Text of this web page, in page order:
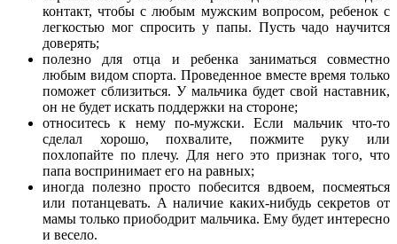
контакт, чтобы с любым мужским вопросом, ребенок с
легкостью мог спросить у папы. Пусть чадо научится
доверять;
полезно для отца и ребенка заниматься совместно
любым видом спорта. Проведенное вместе время только
поможет сблизиться. У мальчика будет свой наставник,
он не будет искать поддержки на стороне;
относитесь к нему по-мужски. Если мальчик что-то
сделал хорошо, похвалите, пожмите руку или
похлопайте по плечу. Для него это признак того, что
папа воспринимает его на равных;
иногда полезно просто побесится вдвоем, посмеяться
или потанцевать. А наличие каких-нибудь секретов от
мамы только приободрит мальчика. Ему будет интересно
и весело.